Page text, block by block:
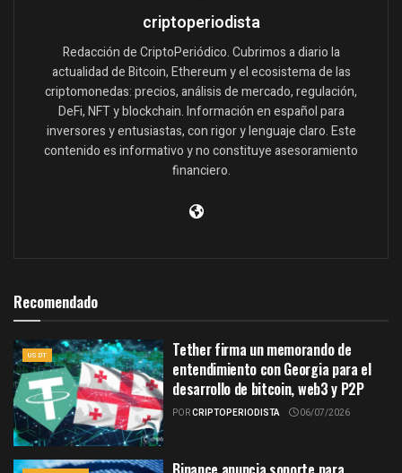
criptoperiodista
Redacción de CriptoPeriódico. Cubrimos a diario la
actualidad de Bitcoin, Ethereum y el ecosistema de las
criptomonedas: precios, análisis de mercado, regulación,
DeFi, NFT y blockchain. Información en español para
inversores y entusiastas, con rigor y lenguaje claro. Este
contenido es informativo y no constituye asesoramiento
financiero.
Recomendado
USDT
Tether firma un memorando de
entendimiento con Georgia para el
desarrollo de bitcoin, web3 y P2P
PORCRIPTOPERIODISTA 06/07/2026